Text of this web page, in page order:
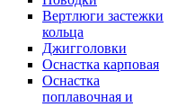
Вертлюги застежки
кольца
Джигголовки
Оснастка карповая
Оснастка
поплавочная и